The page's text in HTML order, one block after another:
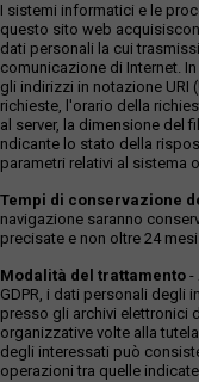
I sistemi informatici e le
questo sito web
dati personali la cui
comunicazione di Internet.
gli indirizzi in notazione URI
richieste, l'orario della
al server, la dimensione del
ndicante lo stato della
parametri relativi al sistema
Tempi di conservazione
navigazione saranno
precisate e non oltre 24 mesi.
Modalità del trattamento -
GDPR, i dati personali degli
presso gli archivi elettronici
organizzative volte alla
degli interessati può
operazioni tra quelle